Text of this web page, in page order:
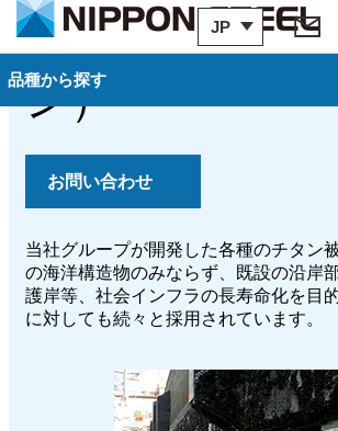
JP
サイト内検索 メニュー
品種から探す
品種から探す
製品一覧
カタログ一覧
製造プロセス
海洋・土木（
ン）
お問い合わせ
当社グループが開発した各種のチタン
の海洋構造物のみならず、既設の沿岸
護岸等、社会インフラの長寿命化を目
に対しても続々と採用されています。